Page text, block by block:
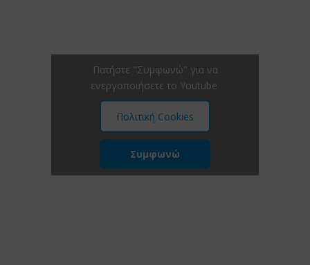
Πατήστε "Συμφωνώ" για να
ενεργοποιήσετε το Youtube
Πολιτική Cookies
Συμφωνώ